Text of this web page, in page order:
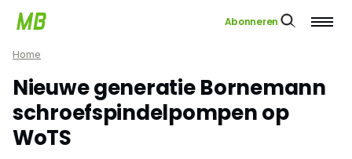
Abonneren
Home
Nieuwe generatie Bornemann
schroefspindelpompen op
WoTS